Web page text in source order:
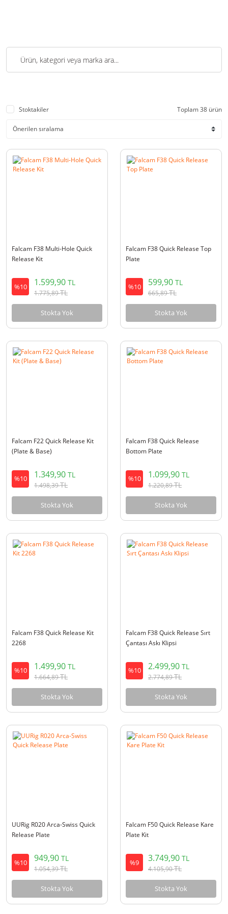
Stoktakiler Toplam 38 ürün
Falcam F38 Multi-Hole Quick
Release Kit
%10 1.599,90 TL
1.775,89TL
Stokta Yok
Falcam F38 Quick Release Top
Plate
%10 599,90 TL
665,89TL
Stokta Yok
Falcam F22 Quick Release Kit
(Plate & Base)
%10 1.349,90 TL
1.498,39TL
Stokta Yok
Falcam F38 Quick Release
Bottom Plate
%10 1.099,90 TL
1.220,89TL
Stokta Yok
Falcam F38 Quick Release Kit
2268
%10 1.499,90 TL
1.664,89TL
Stokta Yok
Falcam F38 Quick Release Sırt
Çantası Askı Klipsi
%10 2.499,90 TL
2.774,89TL
Stokta Yok
UURig R020 Arca-Swiss Quick
Release Plate
%10 949,90 TL
1.054,39TL
Stokta Yok
Falcam F50 Quick Release Kare
Plate Kit
%9 3.749,90 TL
4.105,90TL
Stokta Yok